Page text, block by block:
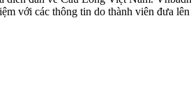
với các thông tin do thành viên đưa